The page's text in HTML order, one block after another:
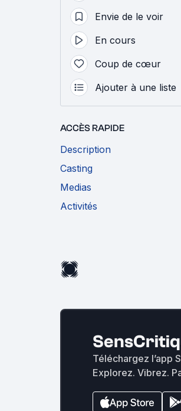
Envie de le voir
En cours
Coup de cœur
Ajouter à une liste
ACCÈS RAPIDE
Description
Casting
Medias
Activités
Téléchargez l’app
Explorez. Vibrez.